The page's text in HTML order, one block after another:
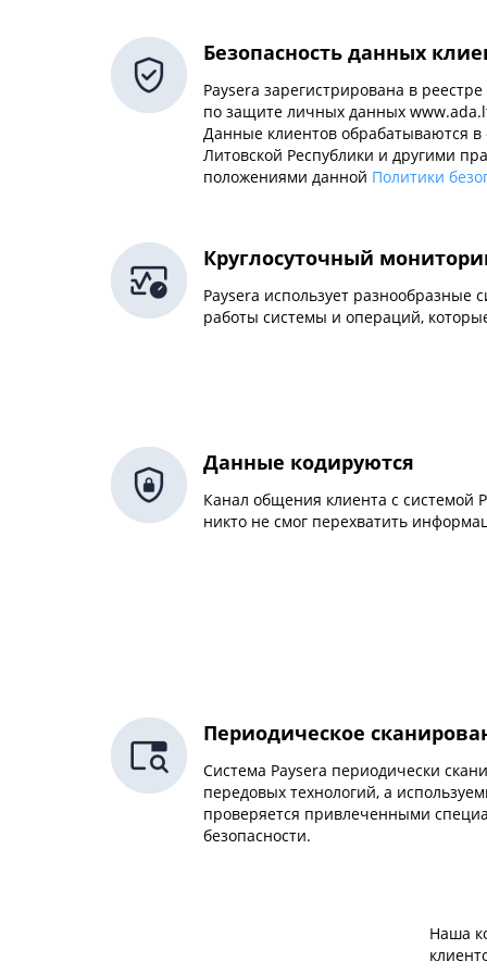
Безопасность данных
Paysera зарегистрирована в
по защите личных данных
Данные клиентов обрабатываются в
Литовской Республики и другими
положениями данной Политики
Круглосуточный
Paysera использует разнообразные
работы системы и операций,
Данные кодируются
Канал общения клиента с системой
никто не смог перехватить
Периодическое
Система Paysera периодически
передовых технологий, а
проверяется привлеченными
безопасности.
Наша